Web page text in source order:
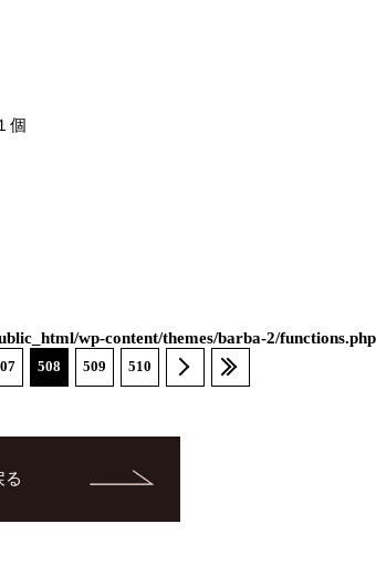
個
wp-content/themes/barba-2/functions.php
508 509 510
る